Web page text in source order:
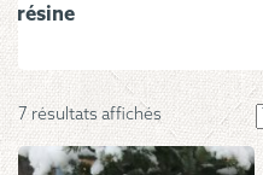
résine
7 résultats affichés Trié
du
plus